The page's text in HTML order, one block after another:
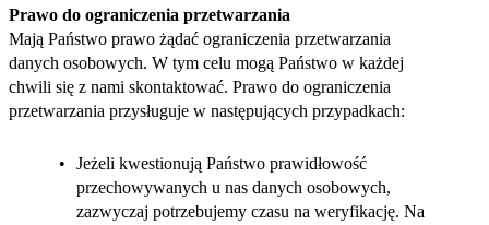
Prawo do ograniczenia przetwarzania
Mają Państwo prawo żądać ograniczenia przetwarzania
danych osobowych. W tym celu mogą Państwo w każdej
chwili się z nami skontaktować. Prawo do ograniczenia
przetwarzania przysługuje w następujących przypadkach:
Jeżeli kwestionują Państwo prawidłowość
przechowywanych u nas danych osobowych,
zazwyczaj potrzebujemy czasu na weryfikację. Na